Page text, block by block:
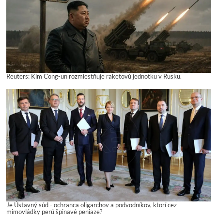
Reuters: Kim Čong-un rozmiestňuje raketovú jednotku v Rusku.
Je Ústavný súd - ochranca oligarchov a podvodníkov, ktorí cez
mimovládky perú špinavé peniaze?